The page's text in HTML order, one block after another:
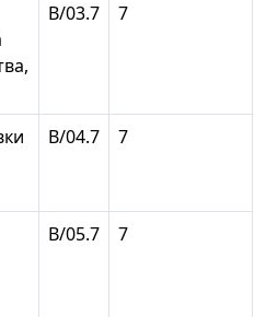
В/03.7 7
В/04.7 7
В/05.7 7